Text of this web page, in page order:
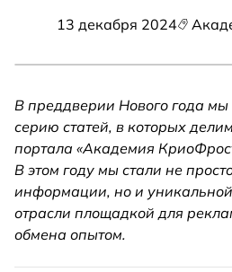
13 декабря 2024
В преддверии Нового года
серию статей, в которых
портала «Академия
В этом году мы стали не
информации, но и
отрасли площадкой для
обмена опытом.